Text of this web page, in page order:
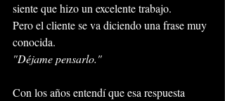
siente que hizo un excelente trabajo.
Pero el cliente se va diciendo una frase muy
conocida.
"Déjame pensarlo."
Con los años entendí que esa respuesta